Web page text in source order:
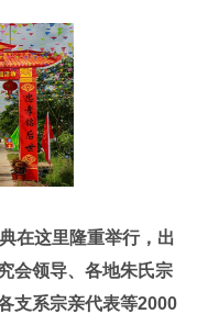
在这里隆重举行，出
会领导、各地朱氏宗
支系宗亲代表等2000